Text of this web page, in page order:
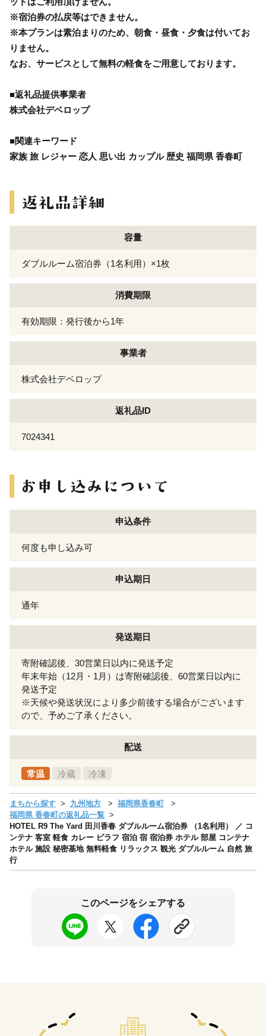
※宿泊券の払戻等はできません。
※本プランは素泊まりのため、朝食・昼食・夕食は付いてお
りません。
なお、サービスとして無料の軽食をご用意しております。
■返礼品提供事業者
株式会社デベロップ
■関連キーワード
家族 旅 レジャー 恋人 思い出 カップル 歴史 福岡県 香春町
容量
ダブルルーム宿泊券（1名利用）×1枚
消費期限
有効期限：発行後から1年
事業者
株式会社デベロップ
返礼品ID
7024341
申込条件
何度も申し込み可
申込期日
通年
発送期日
寄附確認後、30営業日以内に発送予定
年末年始（12月・1月）は寄附確認後、60営業日以内に
発送予定
※天候や発送状況により多少前後する場合がございます
ので、予めご了承ください。
配送
常温 冷蔵 冷凍
まちから探す 九州地方
福岡県香春町
福岡県 香春町の返礼品一覧
HOTEL R9 The Yard 田川香春 ダブルルーム宿泊券 （1名利用） ／ コ
ンテナ 客室 軽食 カレー ピラフ 宿泊 宿 宿泊券 ホテル 部屋 コンテナ
ホテル 施設 秘密基地 無料軽食 リラックス 観光 ダブルルーム 自然 旅
行
このページをシェアする